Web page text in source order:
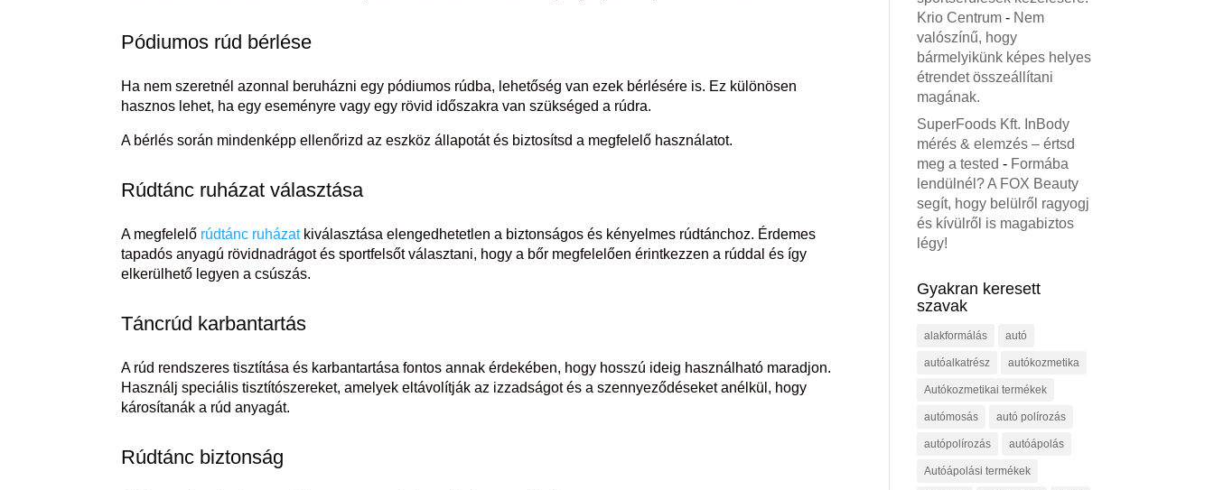
Pódiumos rúd bérlése
Ha nem szeretnél azonnal beruházni egy pódiumos rúdba, lehetőség van ezek bérlésére is. Ez különösen
hasznos lehet, ha egy eseményre vagy egy rövid időszakra van szükséged a rúdra.
A bérlés során mindenképp ellenőrizd az eszköz állapotát és biztosítsd a megfelelő használatot.
Rúdtánc ruházat választása
A megfelelő rúdtánc ruházatkiválasztása elengedhetetlen a biztonságos és kényelmes rúdtánchoz. Érdemes
tapadós anyagú rövidnadrágot és sportfelsőt választani, hogy a bőr megfelelően érintkezzen a rúddal és így
elkerülhető legyen a csúszás.
Táncrúd karbantartás
A rúd rendszeres tisztítása és karbantartása fontos annak érdekében, hogy hosszú ideig használható maradjon.
Használj speciális tisztítószereket, amelyek eltávolítják az izzadságot és a szennyeződéseket anélkül, hogy
károsítanák a rúd anyagát.
Rúdtánc biztonság
Krio Centrum - Nem
valószínű, hogy
bármelyikünk képes helyes
étrendet összeállítani
magának.
SuperFoods Kft. InBody
mérés & elemzés – értsd
meg a tested - Formába
lendülnél? A FOX Beauty
segít, hogy belülről ragyogj
és kívülről is magabiztos
légy!
Gyakran keresett
szavak
alakformálás autó
autóalkatrész autókozmetika
Autókozmetikai termékek
autómosás autó polírozás
autópolírozás autóápolás
Autóápolási termékek